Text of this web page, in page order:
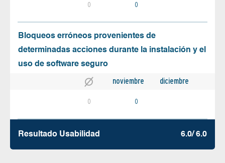
0 0
Bloqueos erróneos provenientes de
determinadas acciones durante la instalación y el
uso de software seguro
noviembre diciembre
0 0
Resultado Usabilidad 6.0/ 6.0